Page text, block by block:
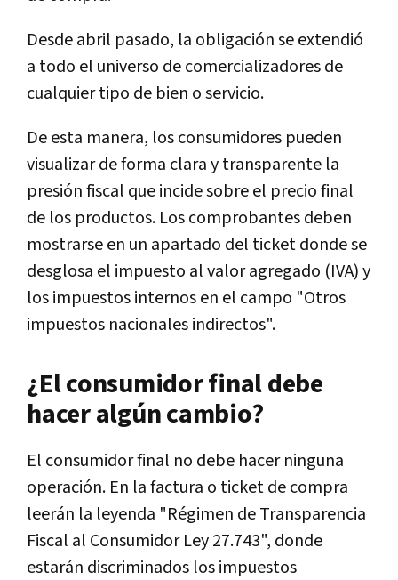
Desde abril pasado, la obligación se extendió
a todo el universo de comercializadores de
cualquier tipo de bien o servicio.
De esta manera, los consumidores pueden
visualizar de forma clara y transparente la
presión fiscal que incide sobre el precio final
de los productos. Los comprobantes deben
mostrarse en un apartado del ticket donde se
desglosa el impuesto al valor agregado (IVA) y
los impuestos internos en el campo "Otros
impuestos nacionales indirectos".
¿El consumidor final debe
hacer algún cambio?
El consumidor final no debe hacer ninguna
operación. En la factura o ticket de compra
leerán la leyenda "Régimen de Transparencia
Fiscal al Consumidor Ley 27.743", donde
estarán discriminados los impuestos